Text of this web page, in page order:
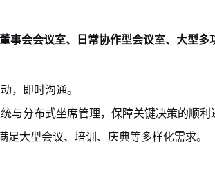
事会会议室、日常协作型会议室、大型多
，即时沟通。
与分布式坐席管理，保障关键决策的顺利
大型会议、培训、庆典等多样化需求。